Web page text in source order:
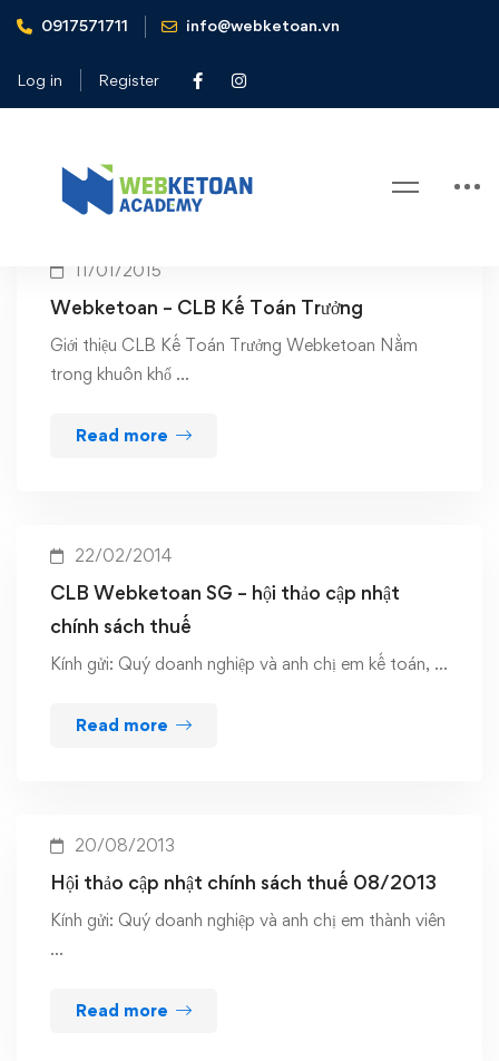
0917571711 info@webketoan.vn
Log in Register
Home clb webketoan
Tag: clb webketoan
11/01/2015
Webketoan – CLB Kế Toán Trưởng
Giới thiệu CLB Kế Toán Trưởng Webketoan Nằm
trong khuôn khổ …
Read more
22/02/2014
CLB Webketoan SG – hội thảo cập nhật
chính sách thuế
Kính gửi: Quý doanh nghiệp và anh chị em kế toán, …
Read more
20/08/2013
Hội thảo cập nhật chính sách thuế 08/2013
Kính gửi: Quý doanh nghiệp và anh chị em thành viên
…
Read more